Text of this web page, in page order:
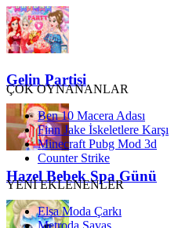
Gelin Partisi
Hazel Bebek Spa Günü
ÇOK OYNANANLAR
Ben 10 Macera Adası
Finn Jake İskeletlere Karşı
Minecraft Pubg Mod 3d
Counter Strike
YENİ EKLENENLER
Elsa Moda Çarkı
Metroda Savaş